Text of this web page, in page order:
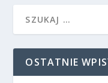
OSTATNIE